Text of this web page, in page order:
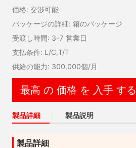
価格: 交渉可能
パッケージの詳細: 箱のパッケージ
受渡し時間: 3-7 営業日
支払条件: L/C,T/T
供給の能力: 300,000個/月
最高 の 価格 を 入手 する
製品詳細 製品説明
製品詳細